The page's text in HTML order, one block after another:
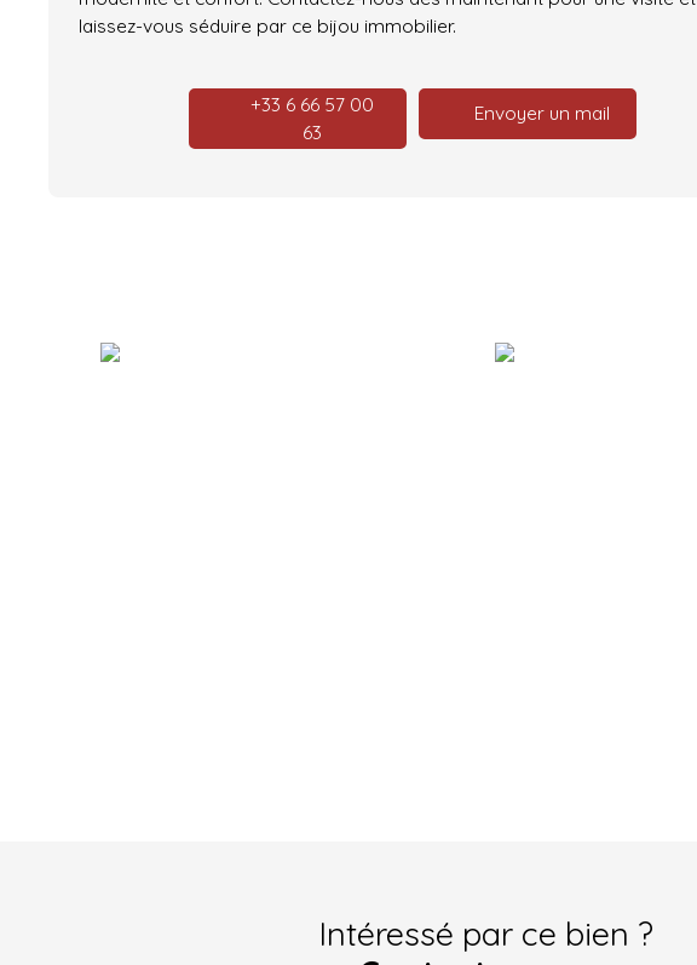
laissez-vous séduire par ce bijou immobilier.
+33 6 66 57 00
63
Envoyer un mail
Intéressé par ce bien ?